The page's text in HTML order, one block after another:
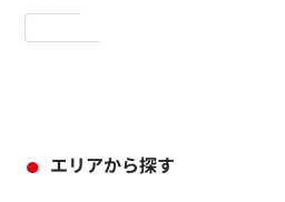
エリアから探す